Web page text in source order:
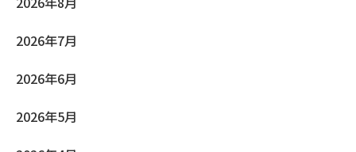
2026年7月
2026年6月
2026年5月